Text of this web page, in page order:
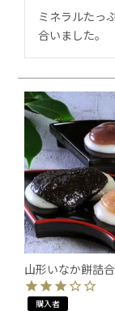
ミネラルたっ
合いました。
山形いなか餅詰
購入者